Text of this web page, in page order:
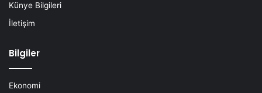
Künye Bilgileri
İletişim
Bilgiler
Ekonomi